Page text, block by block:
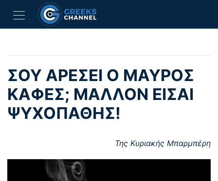
ΣΟΥ ΑΡΈΣΕΙ Ο ΜΑΎΡΟΣ
ΚΑΦΈΣ; ΜΆΛΛΟΝ ΕΊΣΑΙ
ΨΥΧΟΠΑΘΉΣ!
Της Κυριακής Μπαρμπέρη